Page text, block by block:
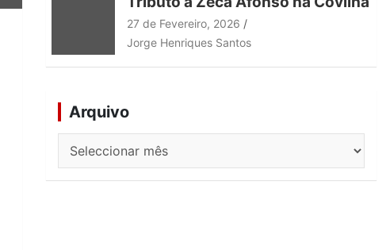
27 de Fevereiro, 2026
Jorge Henriques Santos
Arquivo